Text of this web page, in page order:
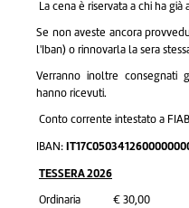
La cena è riservata a chi ha
Se non aveste ancora
l'Iban) o rinnovarla la sera
Verranno inoltre
hanno ricevuti.
Conto corrente intestato a
IBAN:
TESSERA 2026
Ordinaria € 30,00